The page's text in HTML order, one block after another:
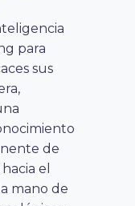
para
sus
de
el
mano de